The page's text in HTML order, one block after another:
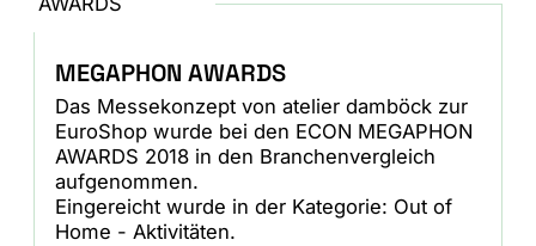
MEGAPHON AWARDS
Das Messekonzept von atelier damböck zur
EuroShop wurde bei den ECON MEGAPHON
AWARDS 2018 in den Branchenvergleich
aufgenommen.
Eingereicht wurde in der Kategorie: Out of
Home - Aktivitäten.